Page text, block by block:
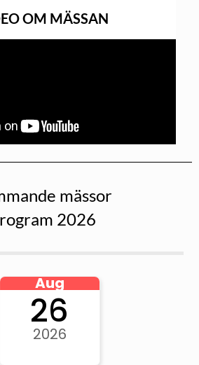
OM MÄSSAN
mässor
2026
Aug
26
2026